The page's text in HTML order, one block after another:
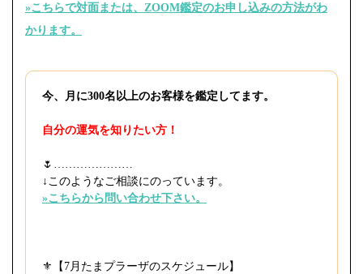
»こちらで対面または、ZOOM鑑定のお申し込みの方法がわ
かります。
今、月に300名以上のお客様を鑑定してます。
自分の運気を知りたい方！
🌷⁡…………………
↓このようなご相談にのっています。
»こちらから問い合わせ下さい。
⚜️【7月たまプラーザのスケジュール】